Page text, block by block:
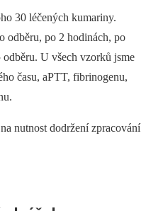
30 léčených kumariny.
odběru, po 2 hodinách, po
U všech vzorků jsme
času, aPTT, fibrinogenu,
nutnost dodržení zpracování